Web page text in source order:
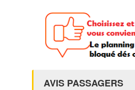
AVIS PASSAGERS